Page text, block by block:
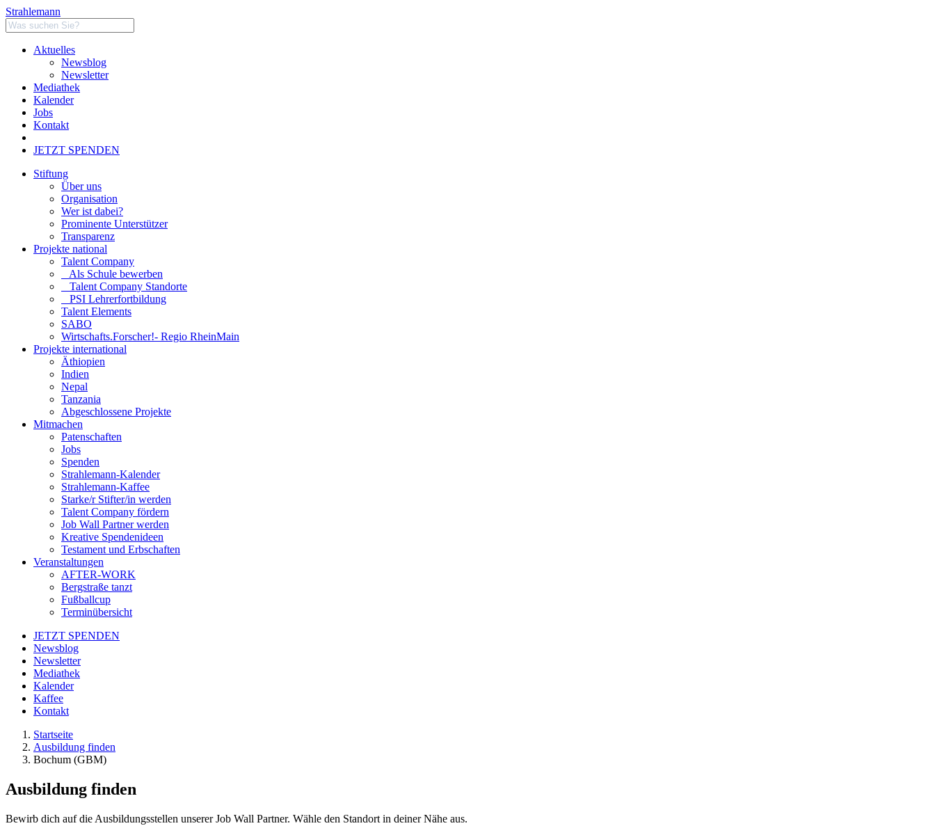
Strahlemann
Aktuelles
Newsblog
Newsletter
Mediathek
Kalender
Jobs
Kontakt
JETZT SPENDEN
Stiftung
Über uns
Organisation
Wer ist dabei?
Prominente Unterstützer
Transparenz
Projekte national
Talent Company
Als Schule bewerben
Talent Company Standorte
PSI Lehrerfortbildung
Talent Elements
SABO
Wirtschafts.Forscher!- Regio RheinMain
Projekte international
Äthiopien
Indien
Nepal
Tanzania
Abgeschlossene Projekte
Mitmachen
Patenschaften
Jobs
Spenden
Strahlemann-Kalender
Strahlemann-Kaffee
Starke/r Stifter/in werden
Talent Company fördern
Job Wall Partner werden
Kreative Spendenideen
Testament und Erbschaften
Veranstaltungen
AFTER-WORK
Bergstraße tanzt
Fußballcup
Terminübersicht
JETZT SPENDEN
Newsblog
Newsletter
Mediathek
Kalender
Kaffee
Kontakt
Startseite
Ausbildung finden
Bochum (GBM)
Ausbildung finden
Bewirb dich auf die Ausbildungsstellen unserer Job Wall Partner. Wähle den Standort in deiner Nähe aus.